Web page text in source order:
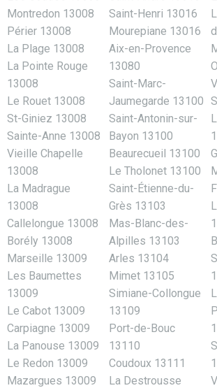
Montredon 13008
Périer 13008
La Plage 13008
La Pointe Rouge
13008
Le Rouet 13008
St-Giniez 13008
Sainte-Anne 13008
Vieille Chapelle
13008
La Madrague
13008
Callelongue 13008
Borély 13008
Marseille 13009
Les Baumettes
13009
Le Cabot 13009
Carpiagne 13009
La Panouse 13009
Le Redon 13009
Mazargues 13009
Saint-Henri 13016
Mourepiane 13016
Aix-en-Provence
13080
Saint-Marc-
Jaumegarde 13100
Saint-Antonin-sur-
Bayon 13100
Beaurecueil 13100
Le Tholonet 13100
Saint-Étienne-du-
Grès 13103
Mas-Blanc-des-
Alpilles 13103
Arles 13104
Mimet 13105
Simiane-Collongue
13109
Port-de-Bouc
13110
Coudoux 13111
La Destrousse